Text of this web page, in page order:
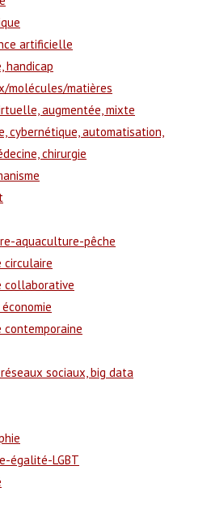
artificielle
handicap
molécules/matières
augmentée, mixte
cybernétique, automatisation,
chirurgie
aquaculture-pêche
circulaire
collaborative
contemporaine
sociaux, big data
égalité-LGBT